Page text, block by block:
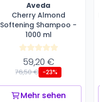
Aveda
Cherry Almond
Softening Shampoo -
1000 ml
59,20 €
76,50 € -23%
Mehr sehen